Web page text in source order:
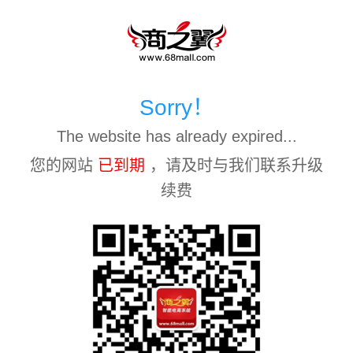
Sorry！
The website has already expired...
您的网站 已到期 ，请及时与我们联系升级
续费